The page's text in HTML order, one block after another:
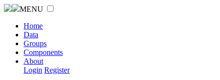
MENU
Home
Data
Groups
Components
About
Login Register